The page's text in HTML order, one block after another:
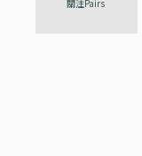
關注Pairs